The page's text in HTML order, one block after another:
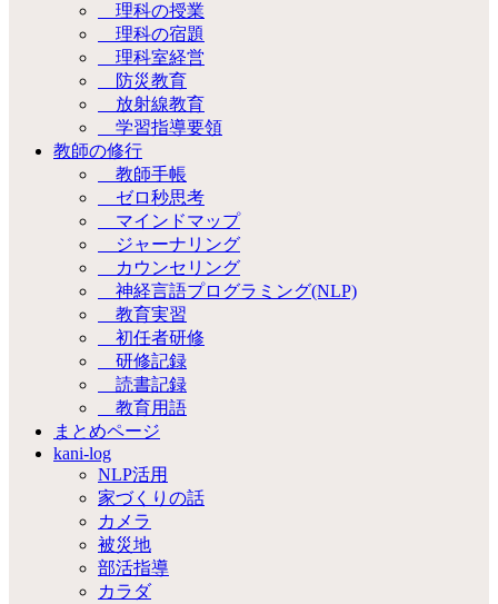
理科の授業
理科の宿題
理科室経営
防災教育
放射線教育
学習指導要領
教師の修行
教師手帳
ゼロ秒思考
マインドマップ
ジャーナリング
カウンセリング
神経言語プログラミング(NLP)
教育実習
初任者研修
研修記録
読書記録
教育用語
まとめページ
kani-log
NLP活用
家づくりの話
カメラ
被災地
部活指導
カラダ